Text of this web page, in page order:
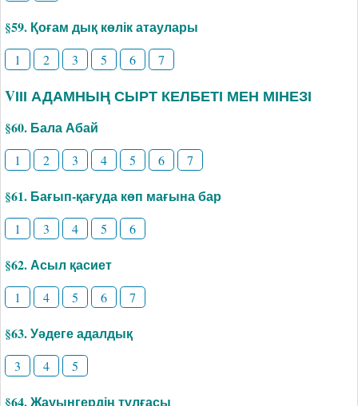
§59. Қоғам дық көлік атаулары
1 2 3 5 6 7
VІІІ АДАМНЫҢ СЫРТ КЕЛБЕТІ МЕН МІНЕЗІ
§60. Бала Абай
1 2 3 4 5 6 7
§61. Бағып-қағуда көп мағына бар
1 3 4 5 6
§62. Асыл қасиет
1 4 5 6 7
§63. Уәдеге адалдық
3 4 5
§64. Жауынгердің тұлғасы